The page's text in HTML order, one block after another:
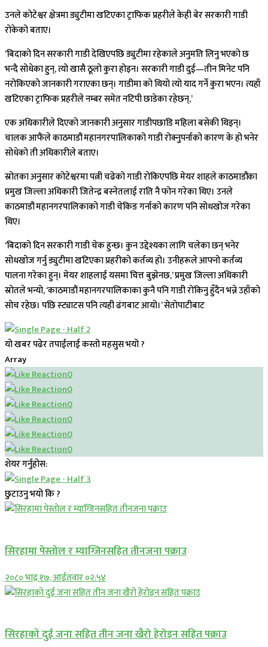
उनले कोटेश्वर क्षेत्रमा ड्युटीमा खटिएका ट्राफिक प्रहरीले केही बेर सरकारी गाडी
रोकेको बताए।
‘बिदाको दिन सरकारी गाडी देखिएपछि ड्युटीमा रहेकाले अनुमति लिनु भएको छ
भन्दै सोधेका हुन्, त्यो खासै ठूलो कुरा होइन। सरकारी गाडी दुई—तीन मिनेट पनि
नरोकिएको जानकारी गराएका छन्। गाडीमा को थियो त्यो याद गर्ने कुरा भएन। त्यहाँ
खटिएका ट्राफिक प्रहरीले नम्बर समेत नटिपी छाडेका रहेछन्,’
एक अधिकारीले दिएको जानकारी अनुसार गाडीपछाडि महिला बसेकी थिइन्।
चालक आफैंले काठमाडौं महानगरपालिकाको गाडी रोक्नुपर्नाको कारण के हो भनेर
सोधेको ती अधिकारीले बताए।
स्रोतका अनुसार कोटेश्वरमा पत्नी चढेको गाडी रोकिएपछि मेयर शाहले काठमाडौंका
प्रमुख जिल्ला अधिकारी जितेन्द्र बस्नेतलाई राति नै फोन गरेका थिए। उनले
काठमाडौं महानगरपालिकाको गाडी चेकिङ गर्नाको कारण पनि सोधखोज गरेका
थिए।
‘बिदाको दिन सरकारी गाडी चेक हुन्छ। कुन उद्देश्यका लागि चलेका छन् भनेर
सोधखोज गर्नु ड्युटीमा खटिएका प्रहरीको कर्तव्य हो। उनीहरूले आफ्नो कर्तव्य
पालना गरेका हुन्। मेयर शाहलाई यसमा चित्त बुझेनछ,’ प्रमुख जिल्ला अधिकारी
स्रोतले भन्यो, ‘काठमाडौं महानगरपालिकाका कुनै पनि गाडी रोकिनु हुँदैन भन्ने उहाँको
सोच रहेछ। पछि स्ट्याटस पनि त्यही ढंगबाट आयो।’ सेताेपाटीबाट
यो खबर पढेर तपाईलाई कस्तो महसुस भयो ?
Array
0
0
0
0
0
0
शेयर गर्नुहोस:
छुटाउनु भयो कि ?
सिरहामा पेस्तोल र म्याग्जिनसहित तीनजना पक्राउ
२०८० भाद्र १७, आईतवार ०२:५४
सिरहाकाे दुई जना सहित तीन जना खैरो हेरोइन सहित पक्राउ